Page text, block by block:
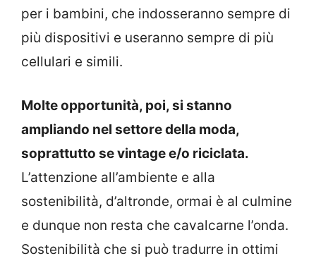
per i bambini, che indosseranno sempre di
più dispositivi e useranno sempre di più
cellulari e simili.
Molte opportunità, poi, si stanno
ampliando nel settore della moda,
soprattutto se vintage e/o riciclata.
L’attenzione all’ambiente e alla
sostenibilità, d’altronde, ormai è al culmine
e dunque non resta che cavalcarne l’onda.
Sostenibilità che si può tradurre in ottimi